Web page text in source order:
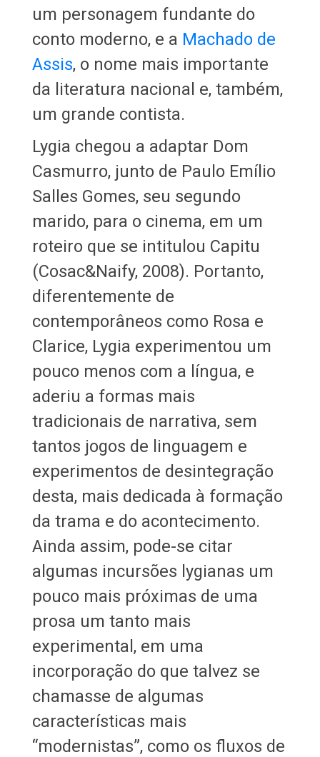
um personagem fundante do
conto moderno, e a Machado de
Assis, o nome mais importante
da literatura nacional e, também,
um grande contista.
Lygia chegou a adaptar Dom
Casmurro, junto de Paulo Emílio
Salles Gomes, seu segundo
marido, para o cinema, em um
roteiro que se intitulou Capitu
(Cosac&Naify, 2008). Portanto,
diferentemente de
contemporâneos como Rosa e
Clarice, Lygia experimentou um
pouco menos com a língua, e
aderiu a formas mais
tradicionais de narrativa, sem
tantos jogos de linguagem e
experimentos de desintegração
desta, mais dedicada à formação
da trama e do acontecimento.
Ainda assim, pode-se citar
algumas incursões lygianas um
pouco mais próximas de uma
prosa um tanto mais
experimental, em uma
incorporação do que talvez se
chamasse de algumas
características mais
“modernistas”, como os fluxos de